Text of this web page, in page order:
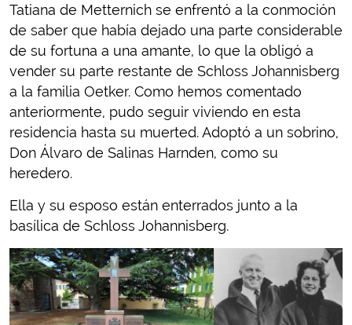
Tatiana de Metternich se enfrentó a la conmoción
de saber que había dejado una parte considerable
de su fortuna a una amante, lo que la obligó a
vender su parte restante de Schloss Johannisberg
a la familia Oetker. Como hemos comentado
anteriormente, pudo seguir viviendo en esta
residencia hasta su muerted. Adoptó a un sobrino,
Don Álvaro de Salinas Harnden, como su
heredero.
Ella y su esposo están enterrados junto a la
basílica de Schloss Johannisberg.